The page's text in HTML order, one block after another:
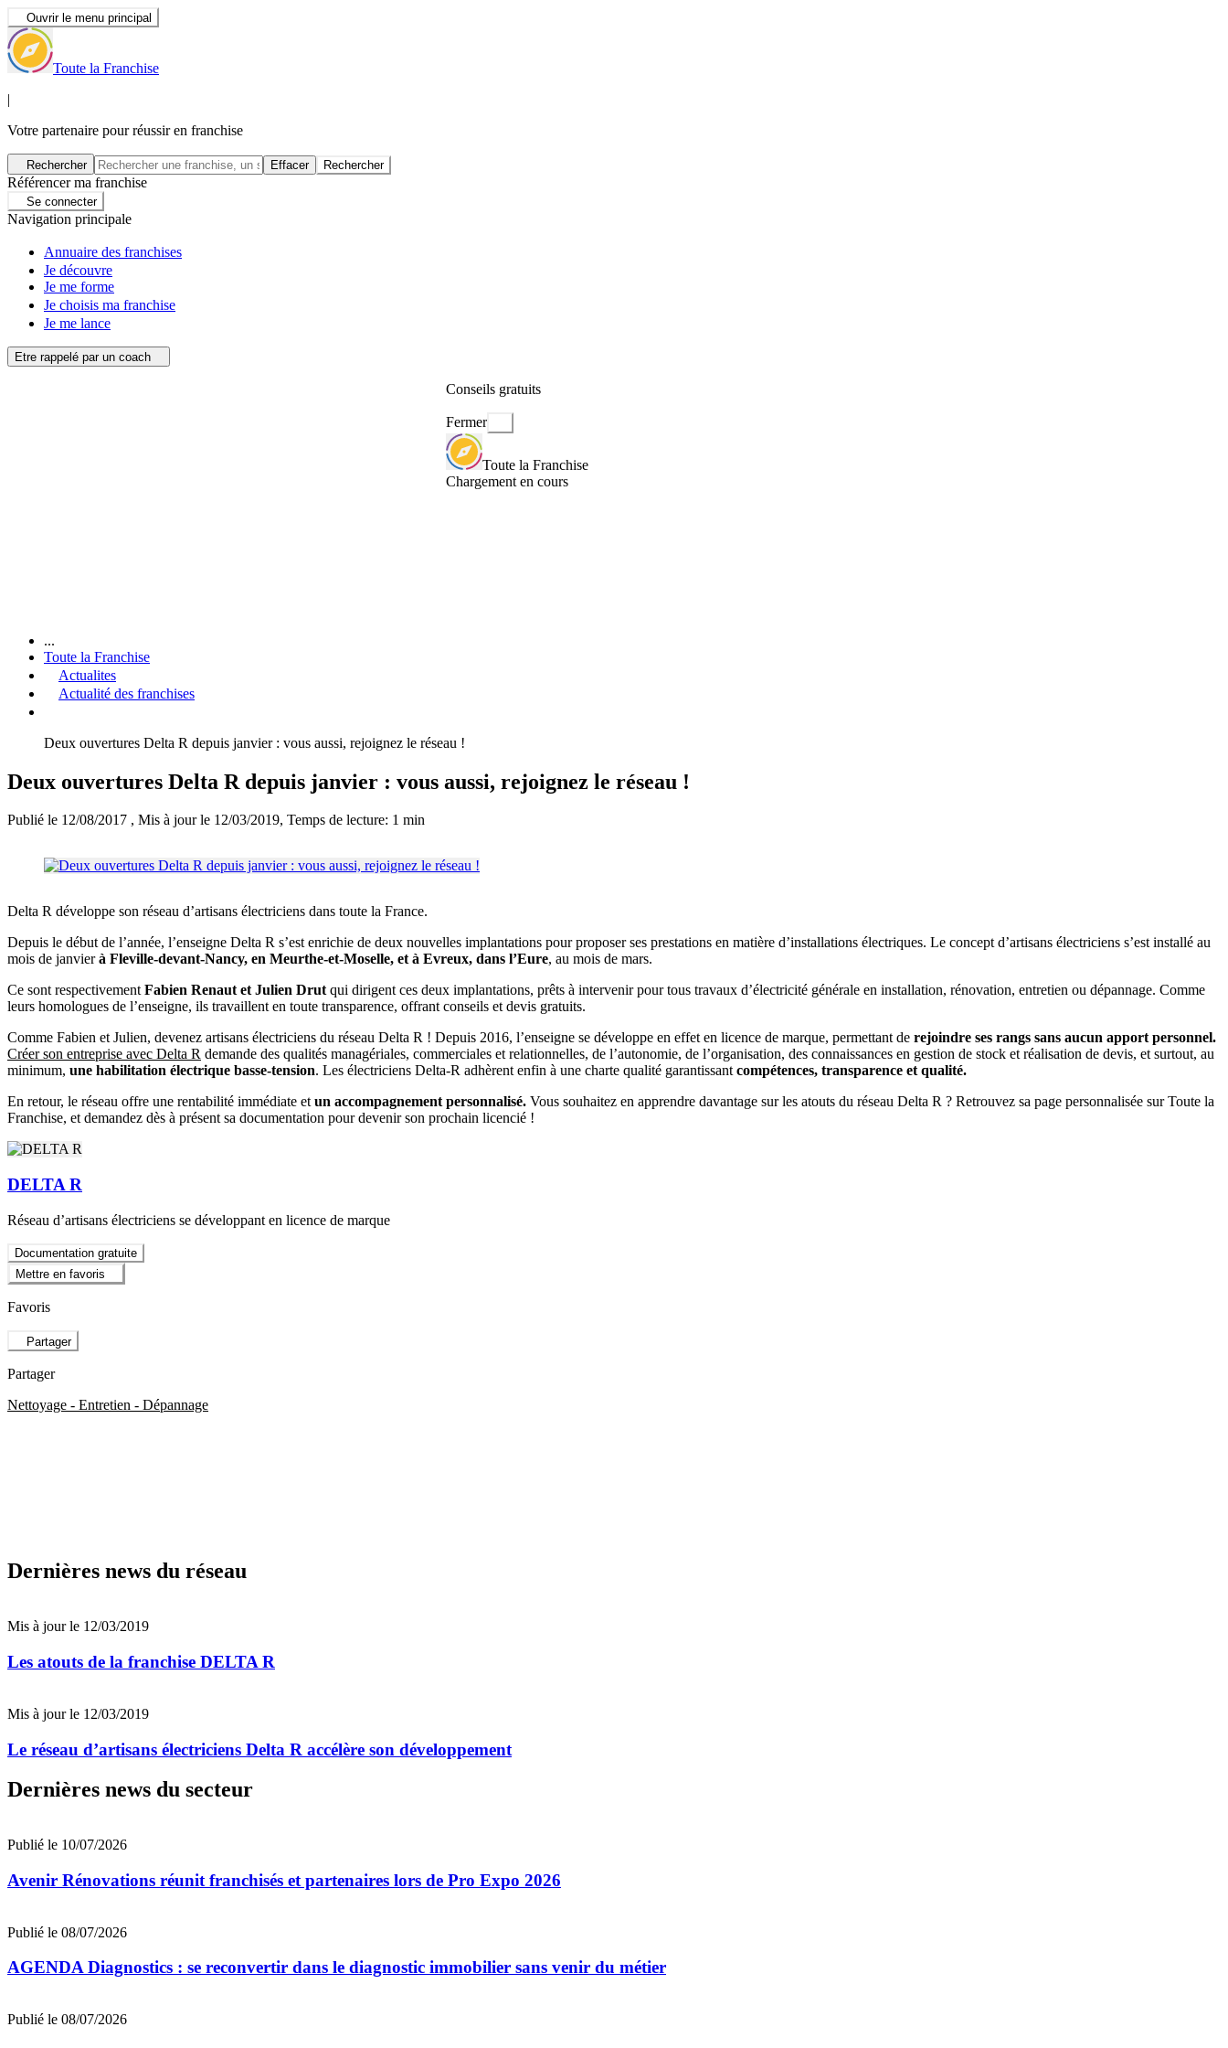
Ouvrir le menu principal
Toute la Franchise
|
Votre partenaire pour réussir en franchise
Rechercher Effacer Rechercher
Référencer ma franchise
Se connecter
Navigation principale
Annuaire des franchises
Je découvre
Je me forme
Je choisis ma franchise
Je me lance
Etre rappelé par un coach
Conseils gratuits
Fermer
Toute la Franchise
Chargement en cours
...
Toute la Franchise
Actualites
Actualité des franchises
Deux ouvertures Delta R depuis janvier : vous aussi, rejoignez le réseau !
Deux ouvertures Delta R depuis janvier : vous aussi, rejoignez le réseau !
Publié le 12/08/2017 , Mis à jour le 12/03/2019, Temps de lecture: 1 min
Delta R développe son réseau d’artisans électriciens dans toute la France.
Depuis le début de l’année, l’enseigne Delta R s’est enrichie de deux nouvelles implantations pour proposer ses prestations en matière d’installations électriques. Le concept d’artisans électriciens s’est installé au
mois de janvierà Fleville-devant-Nancy, en Meurthe-et-Moselle, et à Evreux, dans l’Eure, au mois de mars.
Ce sont respectivementFabien Renaut et Julien Drutqui dirigent ces deux implantations, prêts à intervenir pour tous travaux d’électricité générale en installation, rénovation, entretien ou dépannage. Comme
leurs homologues de l’enseigne, ils travaillent en toute transparence, offrant conseils et devis gratuits.
Comme Fabien et Julien, devenez artisans électriciens du réseau Delta R ! Depuis 2016, l’enseigne se développe en effet en licence de marque, permettant de rejoindre ses rangs sans aucun apport personnel.
Créer son entreprise avec Delta R demande des qualités managériales, commerciales et relationnelles, de l’autonomie, de l’organisation, des connaissances en gestion de stock et réalisation de devis, et surtout, au
minimum, une habilitation électrique basse-tension. Les électriciens Delta-R adhèrent enfin à une charte qualité garantissantcompétences, transparence et qualité.
En retour, le réseau offre une rentabilité immédiate etun accompagnement personnalisé. Vous souhaitez en apprendre davantage sur les atouts du réseau Delta R ? Retrouvez sa page personnalisée sur Toute la
Franchise, et demandez dès à présent sa documentation pour devenir son prochain licencié !
DELTA R
Réseau d’artisans électriciens se développant en licence de marque
Documentation gratuite
Mettre en favoris
Favoris
Partager
Partager
Nettoyage - Entretien - Dépannage
Dernières news du réseau
Mis à jour le 12/03/2019
Les atouts de la franchise DELTA R
Mis à jour le 12/03/2019
Le réseau d’artisans électriciens Delta R accélère son développement
Dernières news du secteur
Publié le 10/07/2026
Avenir Rénovations réunit franchisés et partenaires lors de Pro Expo 2026
Publié le 08/07/2026
AGENDA Diagnostics : se reconvertir dans le diagnostic immobilier sans venir du métier
Publié le 08/07/2026